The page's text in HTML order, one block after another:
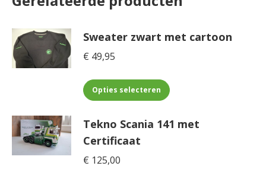
Sweater zwart met cartoon
€ 49,95
Opties selecteren
Dit
meerdere
Tekno Scania 141 met
Certificaat
€ 125,00